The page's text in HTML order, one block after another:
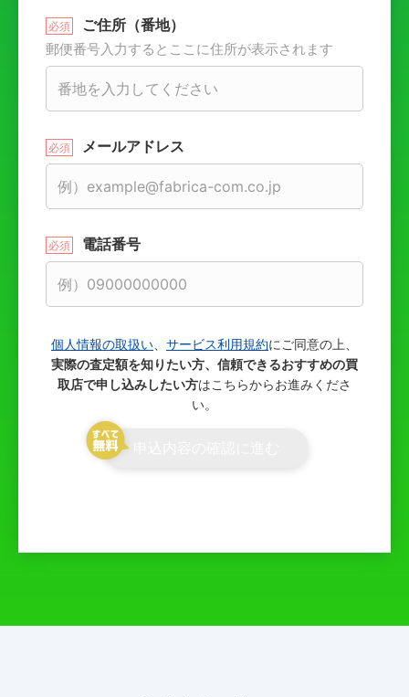
ご住所（番地）
郵便番号入力するとここに住所が表示されます
メールアドレス
電話番号
個人情報の取扱い サービス利用規約にご同意の上、
実際の査定額を知りたい方、信頼できるおすすめの買
取店で申し込みしたい方はこちらからお進みくださ
い。